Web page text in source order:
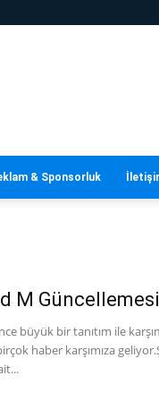
& Sponsorluk
M
büyük bir tanıtım ile
haber karşımıza